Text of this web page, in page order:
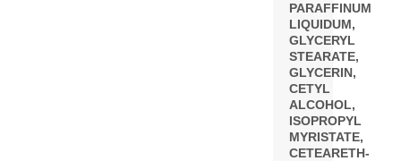
PARAFFINUM
LIQUIDUM,
GLYCERYL
STEARATE,
GLYCERIN,
CETYL
ALCOHOL,
ISOPROPYL
MYRISTATE,
CETEARETH-